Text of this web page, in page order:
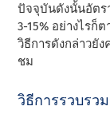
ปัจจุบันดังนั้นอัตร
3-15% อย่างไรก็
วิธีการดังกล่าวยั
ชม
วิธีการรวบรว